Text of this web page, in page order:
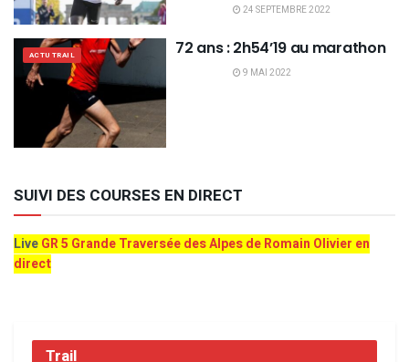
24 SEPTEMBRE 2022
ACTU TRAIL 72 ans : 2h54’19 au marathon
9 MAI 2022
SUIVI DES COURSES EN DIRECT
LiveGR 5 Grande Traversée des Alpes de Romain Olivier en
direct
Trail